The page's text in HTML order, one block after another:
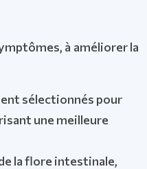
à améliorer la
sélectionnés pour
une meilleure
la flore intestinale,